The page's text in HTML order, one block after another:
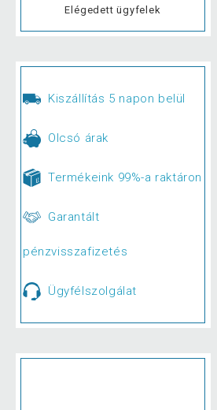
Elégedett ügyfelek
Kiszállítás 5 napon belül
Olcsó árak
Termékeink 99%-a raktáron
Garantált
pénzvisszafizetés
Ügyfélszolgálat